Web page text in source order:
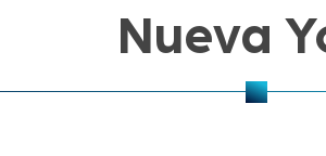
Nueva